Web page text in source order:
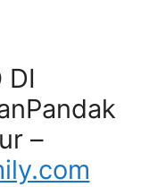
DI
–